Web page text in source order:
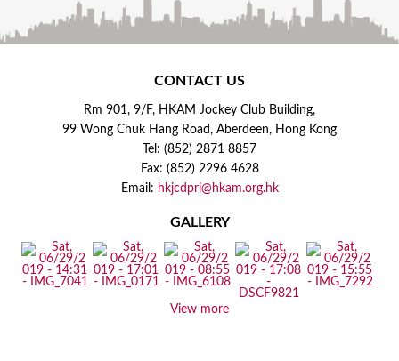
CONTACT US
Rm 901, 9/F, HKAM Jockey Club Building,
99 Wong Chuk Hang Road, Aberdeen, Hong Kong
Tel: (852) 2871 8857
Fax: (852) 2296 4628
Email: hkjcdpri@hkam.org.hk
GALLERY
View more